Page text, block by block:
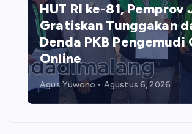
HUT RI ke-81, Pemprov
Gratiskan Tunggakan
Denda PKB Pengemudi
Online
Agus Yuwono Agustus 6, 2026